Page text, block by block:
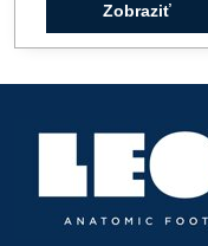
Zobraziť